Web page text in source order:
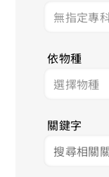
依物種
關鍵字